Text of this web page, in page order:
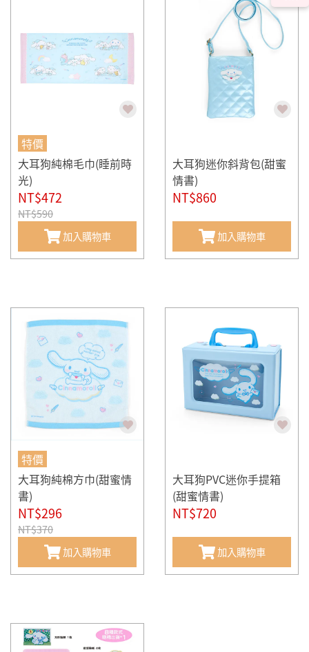
特價
大耳狗純棉毛巾(睡前時
光)
NT$472
NT$590
加入購物車
大耳狗迷你斜背包(甜蜜
情書)
NT$860
加入購物車
特價
大耳狗純棉方巾(甜蜜情
書)
NT$296
NT$370
加入購物車
大耳狗PVC迷你手提箱
(甜蜜情書)
NT$720
加入購物車